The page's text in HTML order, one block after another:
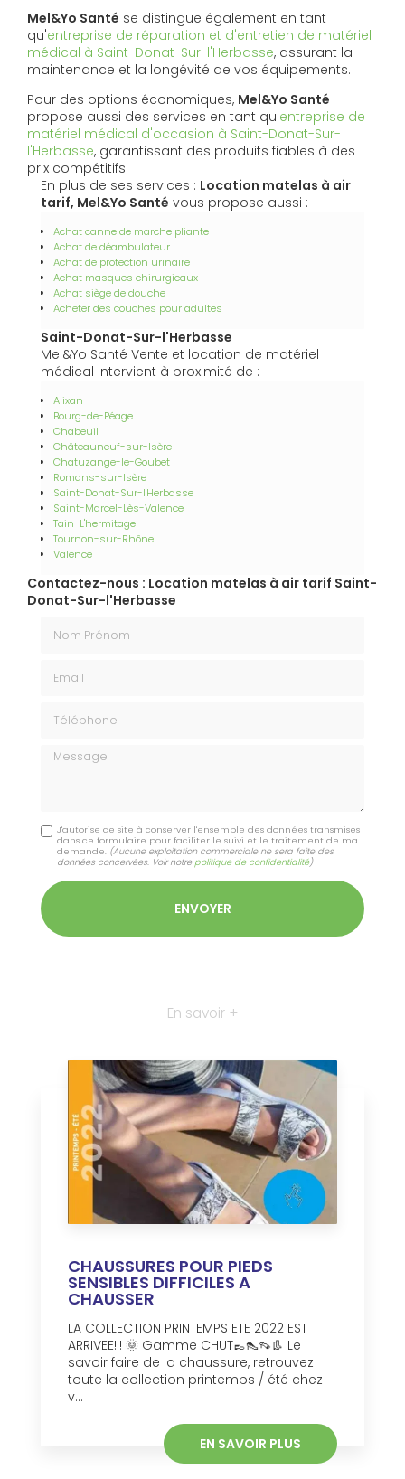
Mel&Yo Santé se distingue également en tant
qu'entreprise de réparation et d'entretien de matériel
médical à Saint-Donat-Sur-l'Herbasse, assurant la
maintenance et la longévité de vos équipements.
Pour des options économiques, Mel&Yo Santé
propose aussi des services en tant qu'entreprise de
matériel médical d'occasion à Saint-Donat-Sur-
l'Herbasse, garantissant des produits fiables à des
prix compétitifs.
En plus de ses services : Location matelas à air
tarif, Mel&Yo Santé vous propose aussi :
Achat canne de marche pliante
Achat de déambulateur
Achat de protection urinaire
Achat masques chirurgicaux
Achat siège de douche
Acheter des couches pour adultes
Saint-Donat-Sur-l'Herbasse
Mel&Yo Santé Vente et location de matériel
médical intervient à proximité de :
Alixan
Bourg-de-Péage
Chabeuil
Châteauneuf-sur-Isère
Chatuzange-le-Goubet
Romans-sur-Isère
Saint-Donat-Sur-l'Herbasse
Saint-Marcel-Lès-Valence
Tain-L'hermitage
Tournon-sur-Rhône
Valence
Contactez-nous : Location matelas à air tarif Saint-
Donat-Sur-l'Herbasse
Message
J'autorise ce site à conserver l'ensemble des données transmises
dans ce formulaire pour faciliter le suivi et le traitement de ma
demande. (Aucune exploitation commerciale ne sera faite des
données concervées. Voir notre politique de confidentialité)
En savoir +
CHAUSSURES POUR PIEDS
SENSIBLES DIFFICILES A
CHAUSSER
LA COLLECTION PRINTEMPS ETE 2022 EST
ARRIVEE!!! 🌞 Gamme CHUT👞👠👡👢 Le
savoir faire de la chaussure, retrouvez
toute la collection printemps / été chez
v...
EN SAVOIR PLUS